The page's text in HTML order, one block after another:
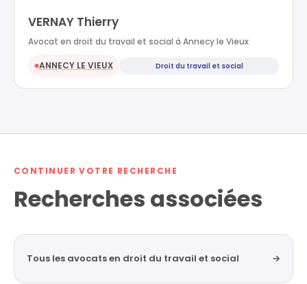
VERNAY Thierry
Avocat en droit du travail et social à Annecy le Vieux
●ANNECY LE VIEUX Droit du travail et social
CONTINUER VOTRE RECHERCHE
Recherches associées
Tous les avocats en droit du travail et social →